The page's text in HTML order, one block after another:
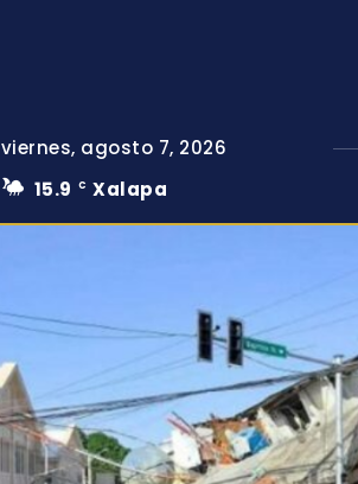
viernes, agosto 7, 2026
15.9
C Xalapa